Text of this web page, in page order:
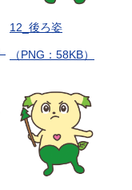
12_後ろ姿
（PNG：58KB）